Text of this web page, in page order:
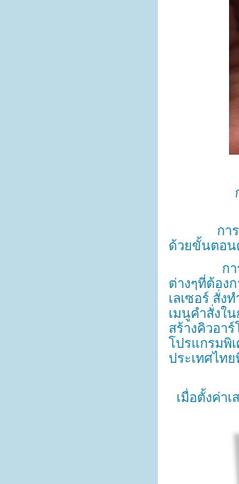
กา
ด้วยขั้นตอน
การยิงคิ
ต่างๆที่ต้อง
เลเซอร์ สั่ง
เมนูคำสั่งใ
สร้างคิวอา
โปรแกรมพิ
ประเทศไท
เมื่อตั้งค่า